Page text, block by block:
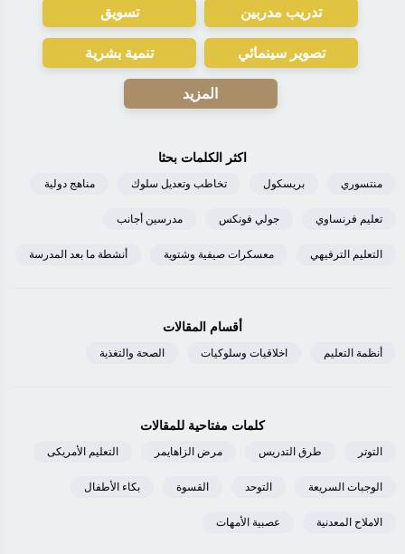
تدريب مدربين تسويق
تصوير سينمائي تنمية بشرية
المزيد
اكثر الكلمات بحثا
منتسوري بريسكول تخاطب وتعديل سلوك مناهج دولية
تعليم فرنساوي جولي فونكس مدرسين أجانب
التعليم الترفيهي معسكرات صيفية وشتوية أنشطة ما بعد المدرسة
أقسام المقالات
أنظمة التعليم اخلاقيات وسلوكيات الصحة والتغذية
كلمات مفتاحية للمقالات
التوتر طرق التدريس مرض الزاهايمر التعليم الأمريكى
الوجبات السريعة التوحد القسوة بكاء الأطفال
الاملاح المعدنية عصبية الأمهات